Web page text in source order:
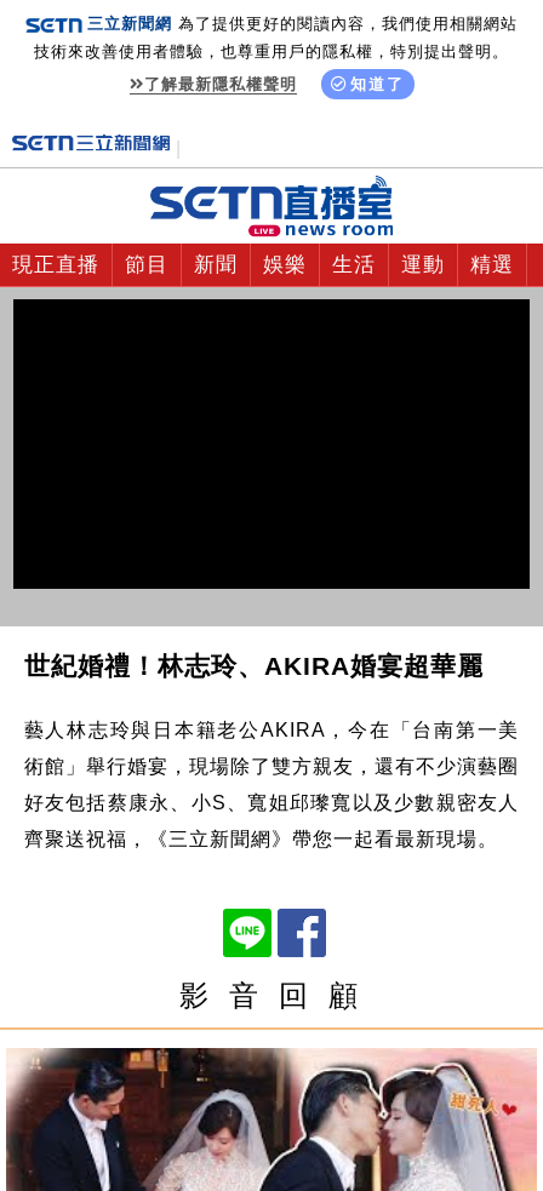
三立新聞網 為了提供更好的閱讀內容，我們使用相關網站
技術來改善使用者體驗，也尊重用戶的隱私權，特別提出聲明。
了解最新隱私權聲明
知道了
現正直播 節目 新聞 娛樂 生活 運動 精選
世紀婚禮！林志玲、AKIRA婚宴超華麗
藝人林志玲與日本籍老公AKIRA，今在「台南第一美
術館」舉行婚宴，現場除了雙方親友，還有不少演藝圈
好友包括蔡康永、小S、寬姐邱瓈寬以及少數親密友人
齊聚送祝福，《三立新聞網》帶您一起看最新現場。
影 音 回 顧